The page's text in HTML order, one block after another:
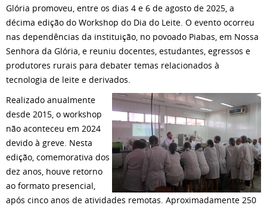
Glória promoveu, entre os dias 4 e 6 de agosto de 2025, a
décima edição do Workshop do Dia do Leite. O evento ocorreu
nas dependências da instituição, no povoado Piabas, em Nossa
Senhora da Glória, e reuniu docentes, estudantes, egressos e
produtores rurais para debater temas relacionados à
tecnologia de leite e derivados.
Realizado anualmente
desde 2015, o workshop
não aconteceu em 2024
devido à greve. Nesta
edição, comemorativa dos
dez anos, houve retorno
ao formato presencial,
após cinco anos de atividades remotas. Aproximadamente 250